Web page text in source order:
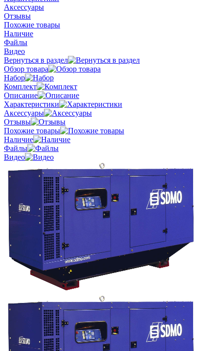
Аксессуары
Отзывы
Похожие товары
Наличие
Файлы
Видео
Вернуться в раздел
Обзор товара
Набор
Комплект
Описание
Характеристики
Аксессуары
Отзывы
Похожие товары
Наличие
Файлы
Видео